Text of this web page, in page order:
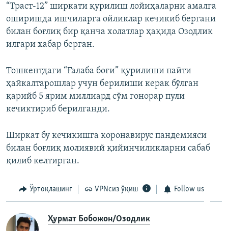
“Траст-12” ширкати қурилиш лойиҳаларни амалга
оширишда ишчиларга ойликлар кечикиб бергани
билан боғлиқ бир қанча холатлар ҳақида Озодлик
илгари хабар берган.
Тошкентдаги “Ғалаба боғи” қурилиши пайти
ҳайкалтарошлар учун берилиши керак бўлган
қарийб 5 ярим миллиард сўм гонорар пули
кечиктириб берилганди.
Ширкат бу кечикишга коронавирус пандемияси
билан боғлиқ молиявий қийинчиликларни сабаб
қилиб келтирган.
Ўртоқлашинг VPNсиз ўқиш Follow us
Ҳурмат Бобожон/Озодлик